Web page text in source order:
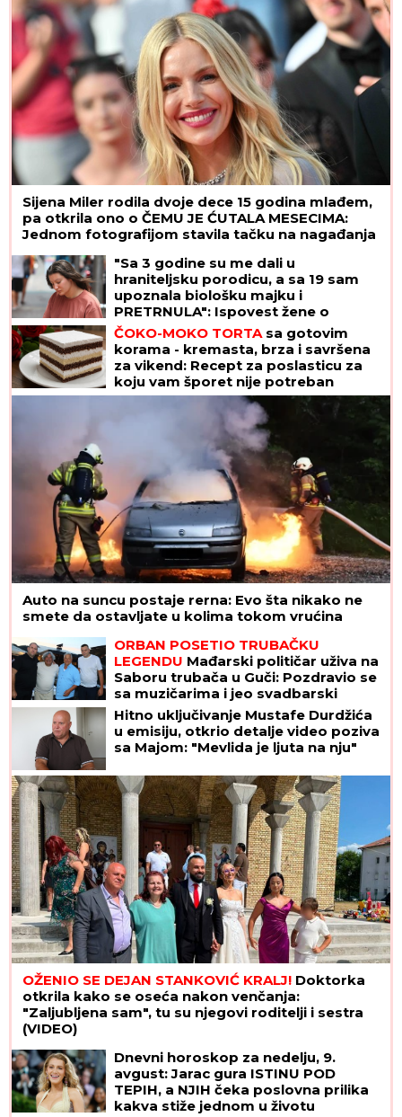
Sijena Miler rodila dvoje dece 15 godina mlađem,
pa otkrila ono o ČEMU JE ĆUTALA MESECIMA:
Jednom fotografijom stavila tačku na nagađanja
"Sa 3 godine su me dali u
hraniteljsku porodicu, a sa 19 sam
upoznala biološku majku i
PRETRNULA": Ispovest žene o
potrazi za korenima koja se nije
završila kao u bajci
ČOKO-MOKO TORTAsa gotovim
korama - kremasta, brza i savršena
za vikend: Recept za poslasticu za
koju vam šporet nije potreban
Auto na suncu postaje rerna: Evo šta nikako ne
smete da ostavljate u kolima tokom vrućina
ORBAN POSETIO TRUBAČKU
LEGENDU Mađarski političar uživa na
Saboru trubača u Guči: Pozdravio se
sa muzičarima i jeo svadbarski
kupus
Hitno uključivanje Mustafe Durdžića
u emisiju, otkrio detalje video poziva
sa Majom: "Mevlida je ljuta na nju"
OŽENIO SE DEJAN STANKOVIĆ KRALJ! Doktorka
otkrila kako se oseća nakon venčanja:
"Zaljubljena sam", tu su njegovi roditelji i sestra
(VIDEO)
Dnevni horoskop za nedelju, 9.
avgust: Jarac gura ISTINU POD
TEPIH, a NJIH čeka poslovna prilika
kakva stiže jednom u životu